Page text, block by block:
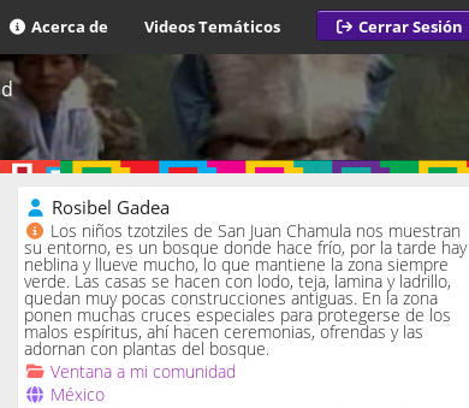
Acerca de Videos Temáticos Cerrar Sesión
Rosibel Gadea
Los niños tzotziles de San Juan Chamula nos muestran
su entorno, es un bosque donde hace frío, por la tarde hay
neblina y llueve mucho, lo que mantiene la zona siempre
verde. Las casas se hacen con lodo, teja, lamina y ladrillo,
quedan muy pocas construcciones antiguas. En la zona
ponen muchas cruces especiales para protegerse de los
malos espíritus, ahí hacen ceremonias, ofrendas y las
adornan con plantas del bosque.
Ventana a mi comunidad
México